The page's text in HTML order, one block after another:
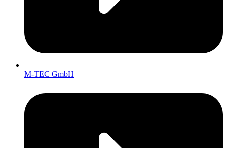
M-TEC GmbH